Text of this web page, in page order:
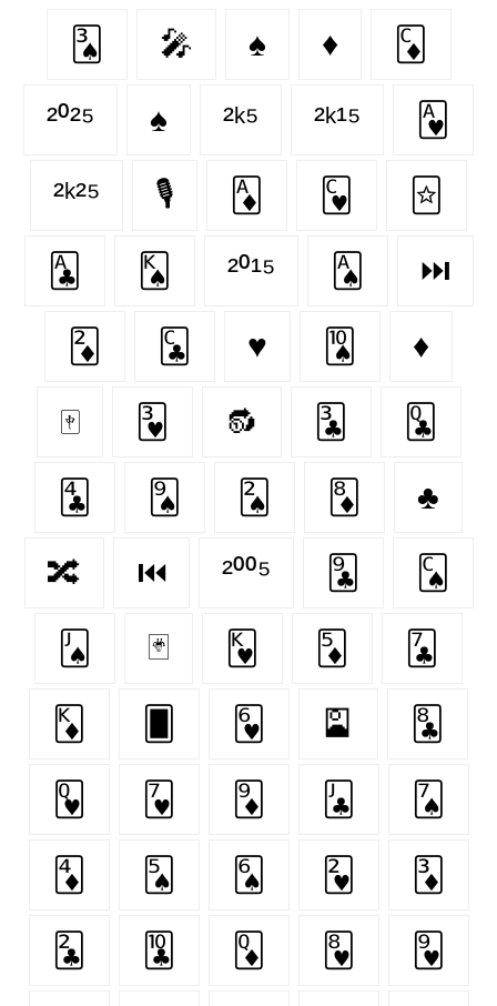
🂣 🎤 ♠ ♦️ 🃌
²⁰²⁵ ♠️ ²ᵏ⁵ ²ᵏ¹⁵ 🂱
²ᵏ²⁵ 🎙 🃁 🂼 🃟
🃑 🂮 ²⁰¹⁵ 🂡 ⏭
🃂 🃜 ♥️ 🂪 ♦
🀄 🂳 🔂 🃓 🃝
🃔 🂩 🂢 🃈 ♣️
🔀 ⏮ ²⁰⁰⁵ 🃙 🂬
🂫 🃏 🂾 🃅 🃗
🃎 🂶 🎴 🃘
🂽 🂷 🃉 🃛 🂧
🃄 🂥 🂦 🂲 🃃
🃒 🃚 🃍 🂸 🂹